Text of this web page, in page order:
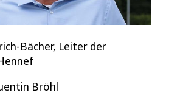
Bächer, Leiter der
Bröhl